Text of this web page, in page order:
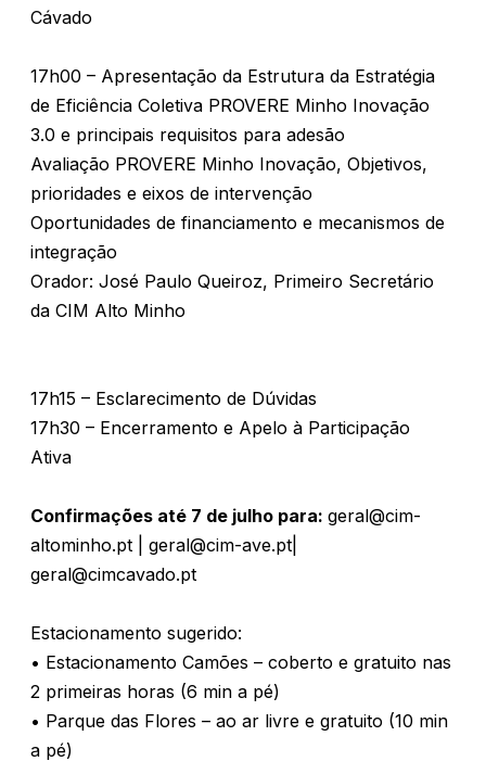
Cávado
17h00 – Apresentação da Estrutura da Estratégia
de Eficiência Coletiva PROVERE Minho Inovação
3.0 e principais requisitos para adesão
Avaliação PROVERE Minho Inovação, Objetivos,
prioridades e eixos de intervenção
Oportunidades de financiamento e mecanismos de
integração
Orador: José Paulo Queiroz, Primeiro Secretário
da CIM Alto Minho
17h15 – Esclarecimento de Dúvidas
17h30 – Encerramento e Apelo à Participação
Ativa
Confirmações até 7 de julho para: geral@cim-
altominho.pt | geral@cim-ave.pt|
geral@cimcavado.pt
Estacionamento sugerido:
• Estacionamento Camões – coberto e gratuito nas
2 primeiras horas (6 min a pé)
• Parque das Flores – ao ar livre e gratuito (10 min
a pé)